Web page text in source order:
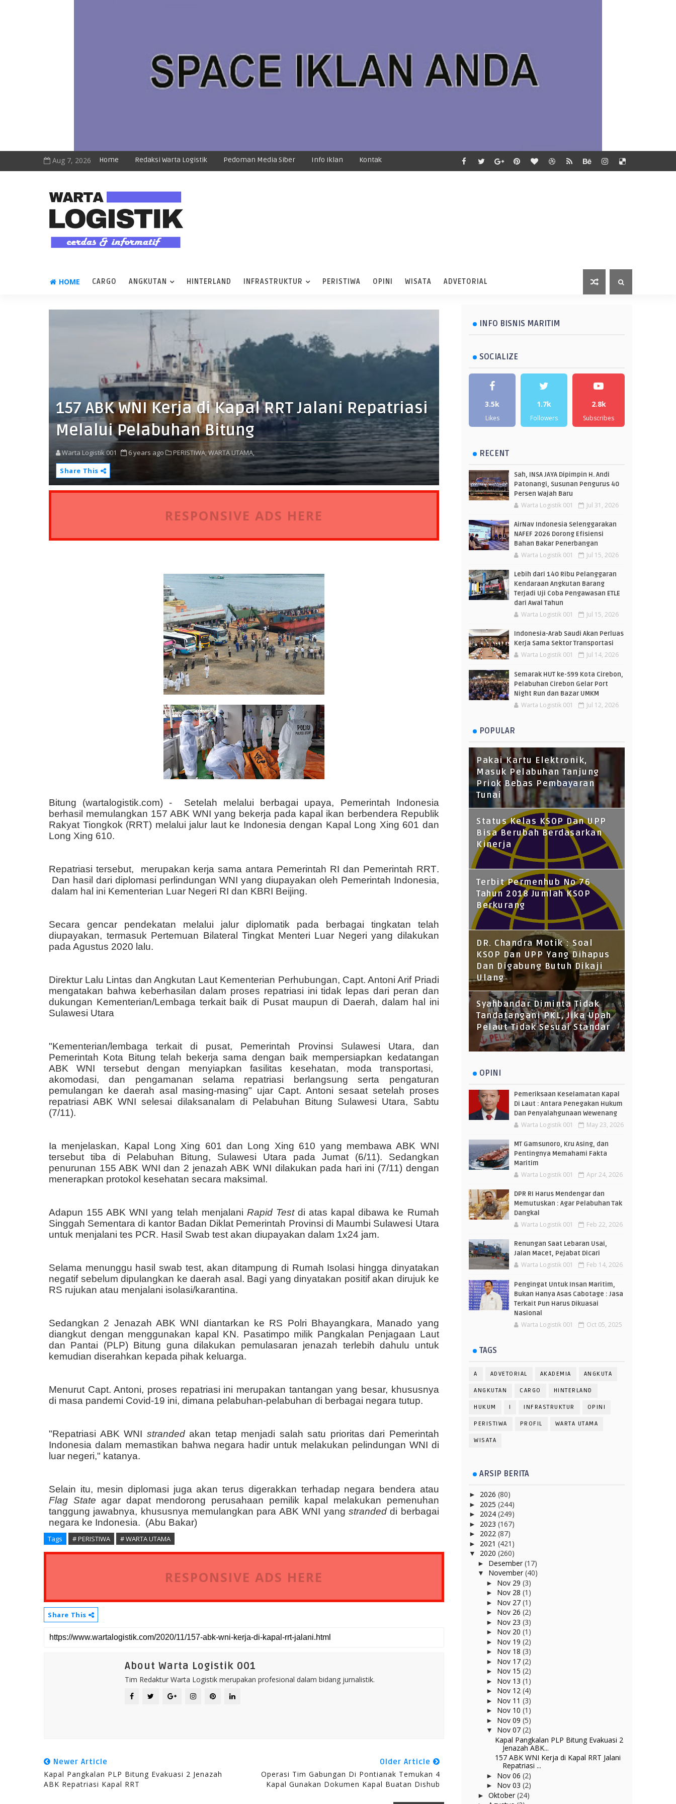
Aug 7, 2026 Home Redaksi Warta Logistik Pedoman Media Siber Info Iklan Kontak
HOME CARGO ANGKUTAN HINTERLAND INFRASTRUKTUR PERISTIWA OPINI WISATA ADVETORIAL
157 ABK WNI Kerja di Kapal RRT Jalani Repatriasi
Melalui Pelabuhan Bitung
Warta Logistik 001 6 years ago PERISTIWA,WARTA UTAMA,
Share This
RESPONSIVE ADS HERE
Bitung (wartalogistik.com) -
Setelah melalui berbagai upaya, Pemerintah Indonesia
berhasil memulangkan 157 ABK WNI yang bekerja pada kapal ikan berbendera Republik
Rakyat Tiongkok (RRT) melalui jalur laut ke Indonesia dengan Kapal Long Xing 601 dan
Long Xing 610.
Repatriasi tersebut, merupakan kerja sama antara Pemerintah RI dan Pemerintah RRT.
Dan hasil dari diplomasi perlindungan WNI yang diupayakan oleh Pemerintah Indonesia,
dalam hal ini Kementerian Luar Negeri RI dan KBRI Beijing.
Secara gencar pendekatan melalui jalur diplomatik pada berbagai tingkatan telah
diupayakan, termasuk Pertemuan Bilateral Tingkat Menteri Luar Negeri yang dilakukan
pada Agustus 2020 lalu.
Direktur Lalu Lintas dan Angkutan Laut Kementerian Perhubungan, Capt. Antoni Arif Priadi
mengatakan bahwa keberhasilan dalam proses repatriasi ini tidak lepas dari peran dan
dukungan Kementerian/Lembaga terkait baik di Pusat maupun di Daerah, dalam hal ini
Sulawesi Utara
"Kementerian/lembaga terkait di pusat, Pemerintah Provinsi Sulawesi Utara, dan
Pemerintah Kota Bitung telah bekerja sama dengan baik mempersiapkan
kedatangan
ABK WNI tersebut dengan menyiapkan fasilitas kesehatan, moda transportasi,
akomodasi, dan pengamanan selama repatriasi berlangsung serta pengaturan
pemulangan ke daerah asal masing-masing" ujar Capt. Antoni sesaat setelah proses
repatriasi ABK WNI selesai dilaksanalam di Pelabuhan Bitung Sulawesi Utara, Sabtu
(7/11).
Ia menjelaskan, Kapal Long Xing 601 dan Long Xing 610 yang membawa ABK WNI
tersebut tiba di Pelabuhan Bitung, Sulawesi Utara pada Jumat (6/11). Sedangkan
penurunan 155 ABK WNI dan 2 jenazah ABK WNI dilakukan pada hari ini (7/11) dengan
menerapkan protokol kesehatan secara maksimal.
Adapun 155 ABK WNI yang telah menjalani Rapid Testdi atas kapal dibawa ke Rumah
Singgah Sementara di kantor Badan Diklat Pemerintah Provinsi di Maumbi Sulawesi Utara
untuk menjalani tes PCR. Hasil Swab test akan diupayakan dalam 1x24 jam.
Selama menunggu hasil swab test, akan ditampung di Rumah Isolasi hingga dinyatakan
negatif sebelum dipulangkan ke daerah asal. Bagi yang dinyatakan positif akan dirujuk ke
RS rujukan atau menjalani isolasi/karantina.
Sedangkan 2 Jenazah ABK WNI diantarkan ke RS Polri Bhayangkara, Manado yang
diangkut dengan menggunakan kapal KN. Pasatimpo milik Pangkalan Penjagaan Laut
dan Pantai (PLP)Bitung guna dilakukan pemulasaran jenazah terlebih dahulu untuk
kemudian diserahkan kepada pihak keluarga.
Menurut Capt. Antoni, proses repatriasi ini merupakan tantangan yang besar, khususnya
di masa pandemi Covid-19 ini, dimana pelabuhan-pelabuhan di berbagai negara tutup.
"Repatriasi ABK WNI strandedakan tetap menjadi salah satu prioritas dari Pemerintah
Indonesia dalam memastikan bahwa negara hadir untuk melakukan pelindungan WNI di
luar negeri," katanya.
Selain itu, mesin diplomasi juga akan terus digerakkan terhadap negara bendera atau
Flag State agar dapat mendorong perusahaan pemilik kapal melakukan pemenuhan
tanggung jawabnya, khususnya memulangkan para ABK WNI yang strandeddi berbagai
negara ke Indonesia. (Abu Bakar)
Tags # PERISTIWA # WARTA UTAMA
RESPONSIVE ADS HERE
Share This
About Warta Logistik 001
Tim Redaktur Warta Logistik merupakan profesional dalam bidang jurnalistik.
Newer Article
Kapal Pangkalan PLP Bitung Evakuasi 2 Jenazah
ABK Repatriasi Kapal RRT
Older Article
Operasi Tim Gabungan Di Pontianak Temukan 4
Kapal Gunakan Dokumen Kapal Buatan Dishub
INFO BISNIS MARITIM
SOCIALIZE
3.5k
Likes
1.7k
Followers
2.8k
Subscribes
RECENT
Sah, INSA JAYA Dipimpin H. Andi
Patonangi, Susunan Pengurus 40
Persen Wajah Baru
Warta Logistik 001 Jul 31, 2026
AirNav Indonesia Selenggarakan
NAFEF 2026 Dorong Efisiensi
Bahan Bakar Penerbangan
Warta Logistik 001 Jul 15, 2026
Lebih dari 140 Ribu Pelanggaran
Kendaraan Angkutan Barang
Terjadi Uji Coba Pengawasan ETLE
dari Awal Tahun
Warta Logistik 001 Jul 15, 2026
Indonesia-Arab Saudi Akan Perluas
Kerja Sama Sektor Transportasi
Warta Logistik 001 Jul 14, 2026
Semarak HUT ke-599 Kota Cirebon,
Pelabuhan Cirebon Gelar Port
Night Run dan Bazar UMKM
Warta Logistik 001 Jul 12, 2026
POPULAR
Pakai Kartu Elektronik,
Masuk Pelabuhan Tanjung
Priok Bebas Pembayaran
Tunai
Status Kelas KSOP Dan UPP
Bisa Berubah Berdasarkan
Kinerja
Terbit Permenhub No 76
Tahun 2018 Jumlah KSOP
Berkurang
DR. Chandra Motik : Soal
KSOP Dan UPP Yang Dihapus
Dan Digabung Butuh Dikaji
Ulang
Syahbandar Diminta Tidak
Tandatangani PKL, Jika Upah
Pelaut Tidak Sesuai Standar
OPINI
Pemeriksaan Keselamatan Kapal
Di Laut : Antara Penegakan Hukum
Dan Penyalahgunaan Wewenang
Warta Logistik 001 May 23, 2026
MT Gamsunoro, Kru Asing, dan
Pentingnya Memahami Fakta
Maritim
Warta Logistik 001 Apr 24, 2026
DPR RI Harus Mendengar dan
Memutuskan : Agar Pelabuhan Tak
Dangkal
Warta Logistik 001 Feb 22, 2026
Renungan Saat Lebaran Usai,
Jalan Macet, Pejabat Dicari
Warta Logistik 001 Feb 14, 2026
Pengingat Untuk Insan Maritim,
Bukan Hanya Asas Cabotage : Jasa
Terkait Pun Harus Dikuasai
Nasional
Warta Logistik 001 Oct 05, 2025
TAGS
A ADVETORIAL AKADEMIA ANGKUTA
ANGKUTAN CARGO HINTERLAND
HUKUM I INFRASTRUKTUR OPINI
PERISTIWA PROFIL WARTA UTAMA
WISATA
ARSIP BERITA
► 2026 (80)
► 2025 (244)
► 2024 (249)
► 2023 (167)
► 2022 (87)
► 2021 (421)
▼ 2020 (260)
► Desember(17)
▼ November(40)
► Nov 29 (3)
► Nov 28 (1)
► Nov 27 (1)
► Nov 26 (2)
► Nov 23 (3)
► Nov 20 (1)
► Nov 19 (2)
► Nov 18 (3)
► Nov 17 (2)
► Nov 15 (2)
► Nov 13 (1)
► Nov 12 (4)
► Nov 11 (3)
► Nov 10 (1)
► Nov 09 (5)
▼ Nov 07 (2)
Kapal Pangkalan PLP Bitung Evakuasi 2
Jenazah ABK...
157 ABK WNI Kerja di Kapal RRT Jalani
Repatriasi ...
► Nov 06 (2)
► Nov 03 (2)
► Oktober(24)